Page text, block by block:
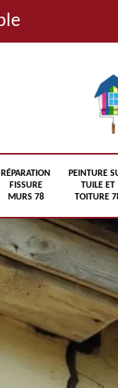
RÉPARATION
FISSURE
MURS 78
PEINTURE
TUILE ET
TOITURE